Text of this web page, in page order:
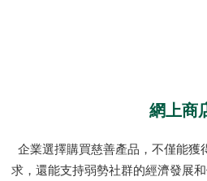
網上商
企業選擇購買慈善產品，不僅能獲
求，還能支持弱勢社群的經濟發展